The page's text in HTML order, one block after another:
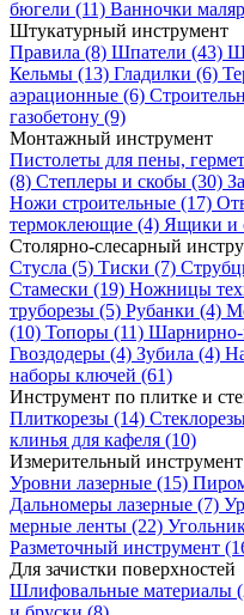
бюгели (11) Ванночки
Штукатурный инструмент
Правила (8) Шпатели (43)
Кельмы (13) Гладилки (6)
аэрационные (6)
газобетону (9)
Монтажный инструмент
Пистолеты для пены,
(8) Степлеры и скобы (30)
Ножи строительные (17)
термоклеющие (4) Ящики и
Столярно-слесарный
Стусла (5) Тиски (7)
Стамески (19) Ножницы
труборезы (5) Рубанки (4)
(10) Топоры (11) Шарнирно-
Гвоздодеры (4) Зубила (4)
наборы ключей (61)
Инструмент по плитке и
Плиткорезы (14)
клинья для кафеля (10)
Измерительный инструмент
Уровни лазерные (15)
Дальномеры лазерные (7)
мерные ленты (22)
Разметочный инструмент
Для зачистки поверхностей
Шлифовальные материалы